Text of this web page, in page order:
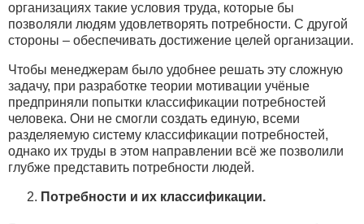
организациях такие условия труда, которые бы
позволяли людям удовлетворять потребности. С другой
стороны – обеспечивать достижение целей организации.
Чтобы менеджерам было удобнее решать эту сложную
задачу, при разработке теории мотивации учёные
предприняли попытки классификации потребностей
человека. Они не смогли создать единую, всеми
разделяемую систему классификации потребностей,
однако их труды в этом направлении всё же позволили
глубже представить потребности людей.
Потребности и их классификации.